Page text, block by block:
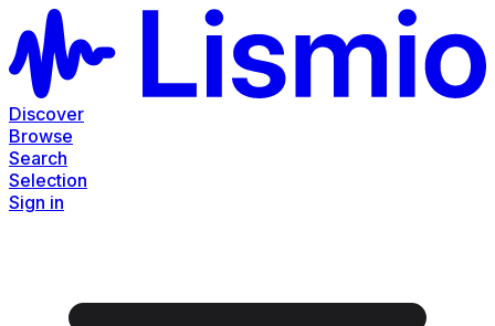
Discover
Browse
Search
Selection
Sign in